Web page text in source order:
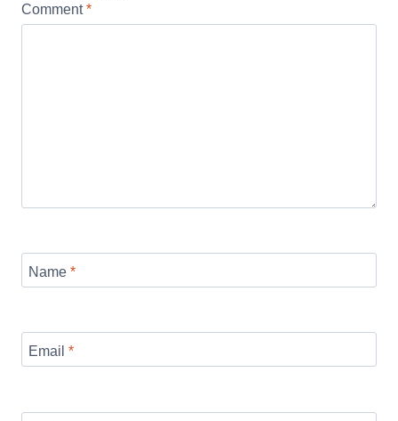
Comment*
Name *
Email *